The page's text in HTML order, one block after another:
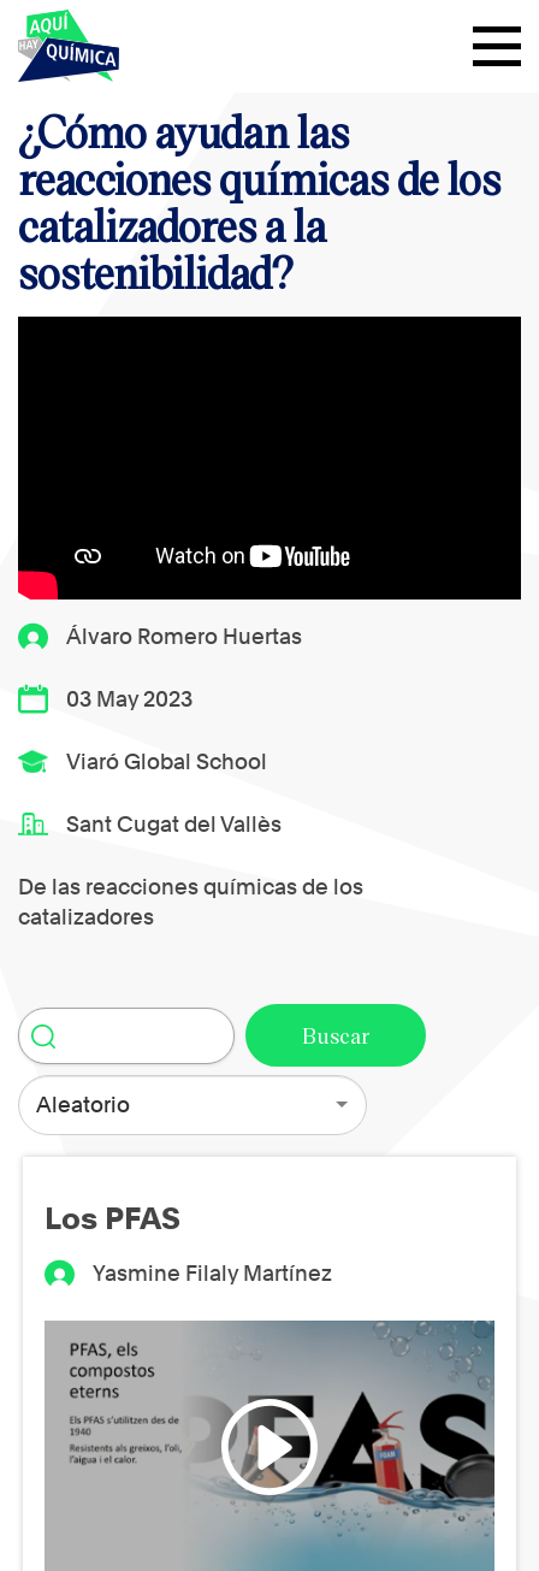
Álvaro Romero Huertas
03 May 2023
Viaró Global School
Sant Cugat del Vallès
De las reacciones químicas de los
catalizadores
¿Cómo ayudan las
reacciones químicas de los
catalizadores a la
sostenibilidad?
Aleatorio
Los PFAS
Yasmine Filaly Martínez